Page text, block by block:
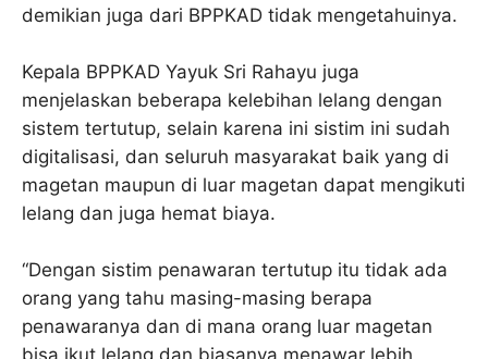
demikian juga dari BPPKAD tidak mengetahuinya.
Kepala BPPKAD Yayuk Sri Rahayu juga
menjelaskan beberapa kelebihan lelang dengan
sistem tertutup, selain karena ini sistim ini sudah
digitalisasi, dan seluruh masyarakat baik yang di
magetan maupun di luar magetan dapat mengikuti
lelang dan juga hemat biaya.
“Dengan sistim penawaran tertutup itu tidak ada
orang yang tahu masing-masing berapa
penawaranya dan di mana orang luar magetan